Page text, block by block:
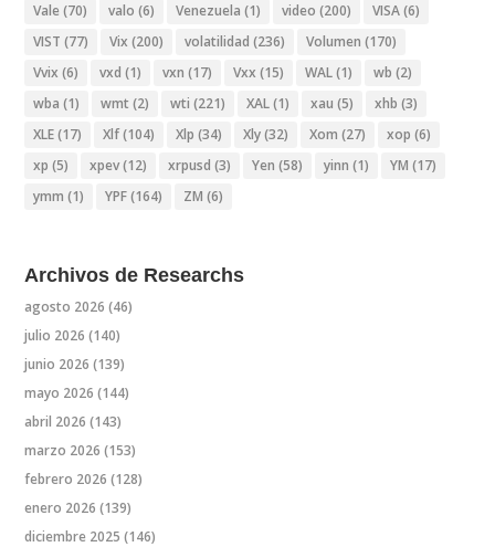
Vale (70) valo (6) Venezuela (1) video (200) VISA(6)
VIST (77) Vix (200) volatilidad (236) Volumen (170)
Vvix (6) vxd (1) vxn (17) Vxx (15) WAL(1) wb (2)
wba (1) wmt (2) wti (221) XAL(1) xau (5) xhb (3)
XLE(17) Xlf(104) Xlp (34) Xly(32) Xom (27) xop (6)
xp (5) xpev(12) xrpusd (3) Yen (58) yinn (1) YM (17)
ymm (1) YPF(164) ZM (6)
Archivos de Researchs
agosto 2026 (46)
julio 2026 (140)
junio 2026 (139)
mayo 2026 (144)
abril 2026 (143)
marzo 2026 (153)
febrero 2026 (128)
enero 2026 (139)
diciembre 2025 (146)